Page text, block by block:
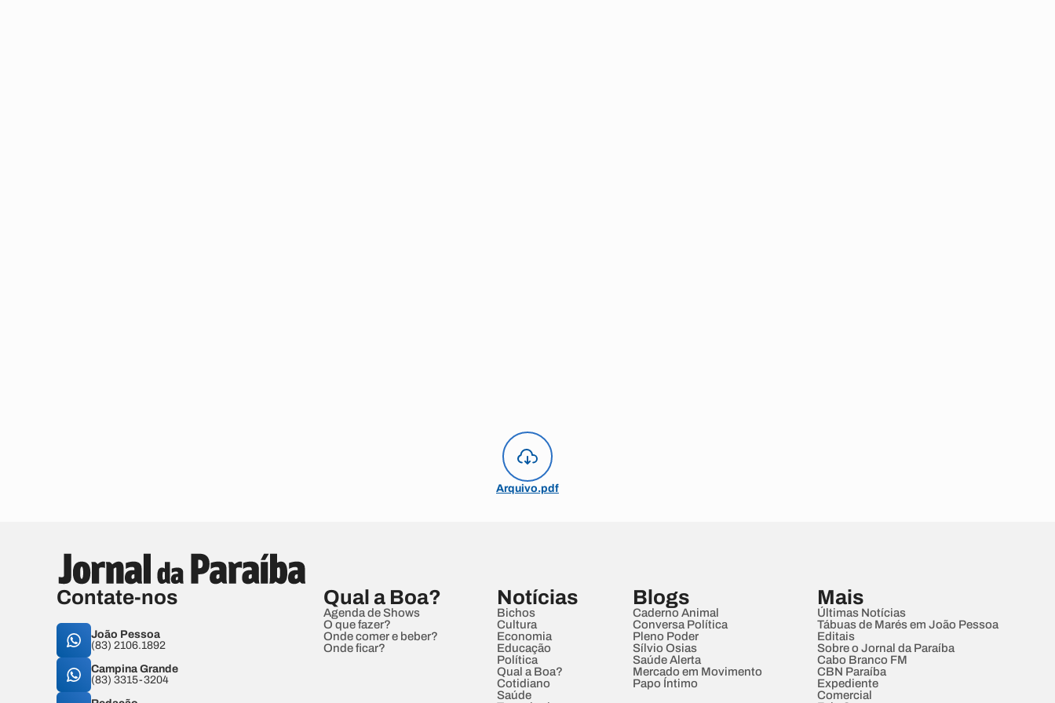
Arquivo.pdf
Contate-nos
João Pessoa
(83) 2106.1892
Campina Grande
(83) 3315-3204
Qual a Boa?
Agenda de Shows
O que fazer?
Onde comer e beber?
Onde ficar?
Notícias
Bichos
Cultura
Economia
Educação
Política
Qual a Boa?
Cotidiano
Saúde
Blogs
Caderno Animal
Conversa Política
Pleno Poder
Sílvio Osias
Saúde Alerta
Mercado em Movimento
Papo Íntimo
Mais
Últimas Notícias
Tábuas de Marés em João Pessoa
Editais
Sobre o Jornal da Paraíba
Cabo Branco FM
CBN Paraíba
Expediente
Comercial